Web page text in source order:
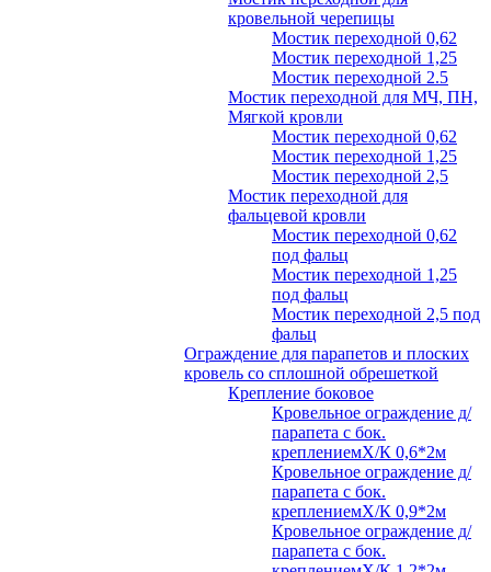
кровельной черепицы
Мостик переходной 0,62
Мостик переходной 1,25
Мостик переходной 2.5
Мостик переходной для МЧ, ПН,
Мягкой кровли
Мостик переходной 0,62
Мостик переходной 1,25
Мостик переходной 2,5
Мостик переходной для
фальцевой кровли
Мостик переходной 0,62
под фальц
Мостик переходной 1,25
под фальц
Мостик переходной 2,5 под
фальц
Ограждение для парапетов и плоских
кровель со сплошной обрешеткой
Крепление боковое
Кровельное ограждение д/
парапета с бок.
креплениемХ/К 0,6*2м
Кровельное ограждение д/
парапета с бок.
креплениемХ/К 0,9*2м
Кровельное ограждение д/
парапета с бок.